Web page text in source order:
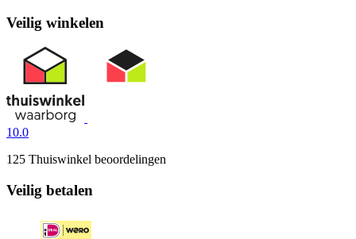
Veilig winkelen
10.0
125 Thuiswinkel beoordelingen
Veilig betalen